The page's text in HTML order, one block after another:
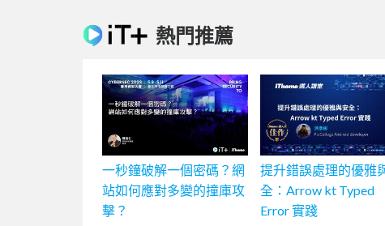
熱門推薦
一秒鐘破解一個密碼？網
站如何應對多變的撞庫攻
擊？
提升錯誤處理的優雅
全：Arrow kt Typed
Error 實踐